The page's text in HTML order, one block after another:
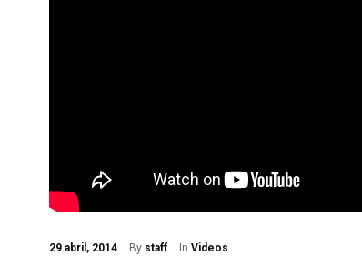
29 abril, 2014 By staff In Videos